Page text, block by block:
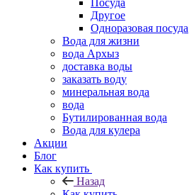
Посуда
Другое
Одноразовая посуда
Вода для жизни
вода Архыз
доставка воды
заказать воду
минеральная вода
вода
Бутилированная вода
Вода для кулера
Акции
Блог
Как купить
Назад